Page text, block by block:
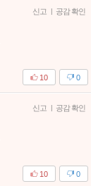
신고 | 공감 확인
0
10
신고 | 공감 확인
0
10